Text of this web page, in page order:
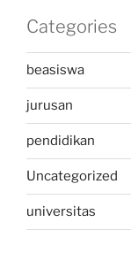
Categories
beasiswa
jurusan
pendidikan
Uncategorized
universitas